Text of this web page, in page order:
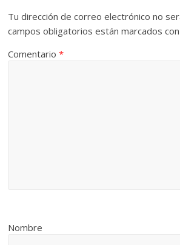
Tu dirección de correo electrónico no
campos obligatorios están marcados
Comentario*
Nombre